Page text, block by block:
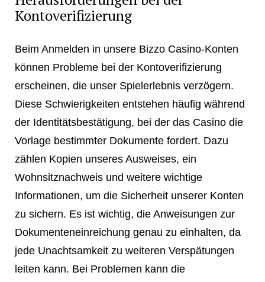
Kontoverifizierung
Beim Anmelden in unsere Bizzo Casino-Konten
können Probleme bei der Kontoverifizierung
erscheinen, die unser Spielerlebnis verzögern.
Diese Schwierigkeiten entstehen häufig während
der Identitätsbestätigung, bei der das Casino die
Vorlage bestimmter Dokumente fordert. Dazu
zählen Kopien unseres Ausweises, ein
Wohnsitznachweis und weitere wichtige
Informationen, um die Sicherheit unserer Konten
zu sichern. Es ist wichtig, die Anweisungen zur
Dokumenteneinreichung genau zu einhalten, da
jede Unachtsamkeit zu weiteren Verspätungen
leiten kann. Bei Problemen kann die